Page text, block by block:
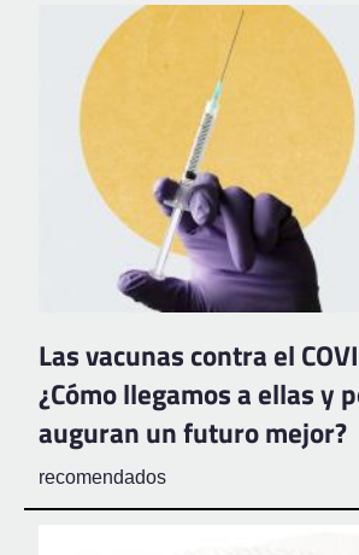
Las vacunas contra el
¿Cómo llegamos a ellas y
auguran un futuro mejor?
recomendados